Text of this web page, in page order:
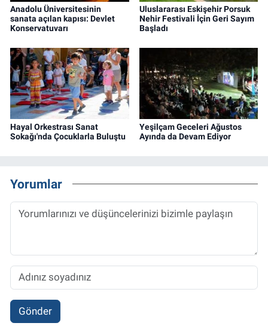
Anadolu Üniversitesinin
sanata açılan kapısı: Devlet
Konservatuvarı
Uluslararası Eskişehir Porsuk
Nehir Festivali İçin Geri Sayım
Başladı
Hayal Orkestrası Sanat
Sokağı'nda Çocuklarla Buluştu
Yeşilçam Geceleri Ağustos
Ayında da Devam Ediyor
Yorumlar
Gönder